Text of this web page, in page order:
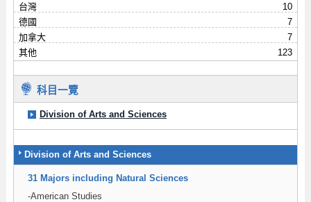
台灣
10
德國
7
加拿大
7
其他
123
科目一覽
Division of Arts and Sciences
Division of Arts and Sciences
31 Majors including Natural Sciences
-American Studies